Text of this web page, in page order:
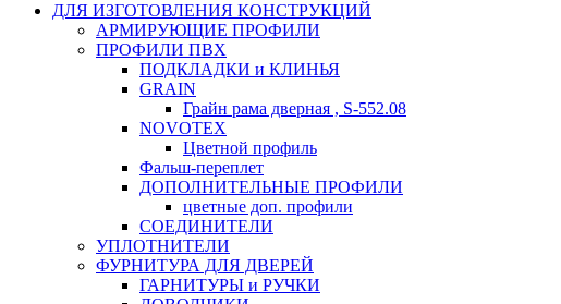
ДЛЯ ИЗГОТОВЛЕНИЯ КОНСТРУКЦИЙ
АРМИРУЮЩИЕ ПРОФИЛИ
ПРОФИЛИ ПВХ
ПОДКЛАДКИ и КЛИНЬЯ
GRAIN
Грайн рама дверная , S-552.08
NOVOTEX
Цветной профиль
Фальш-переплет
ДОПОЛНИТЕЛЬНЫЕ ПРОФИЛИ
цветные доп. профили
СОЕДИНИТЕЛИ
УПЛОТНИТЕЛИ
ФУРНИТУРА ДЛЯ ДВЕРЕЙ
ГАРНИТУРЫ и РУЧКИ